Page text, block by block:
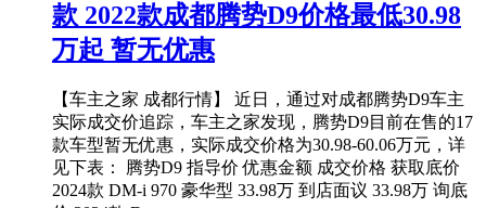
款 2022款成都腾势D9价格最低30.98
万起 暂无优惠
【车主之家 成都行情】 近日，通过对成都腾势D9车主
实际成交价追踪，车主之家发现，腾势D9目前在售的17
款车型暂无优惠，实际成交价格为30.98-60.06万元，详
见下表： 腾势D9 指导价 优惠金额 成交价格 获取底价
2024款 DM-i 970 豪华型 33.98万 到店面议 33.98万 询底